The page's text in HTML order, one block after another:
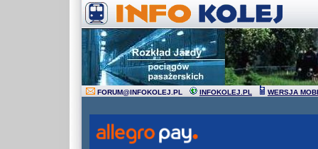
FORUM@INFOKOLEJ.PL INFOKOLEJ.PL WERSJA